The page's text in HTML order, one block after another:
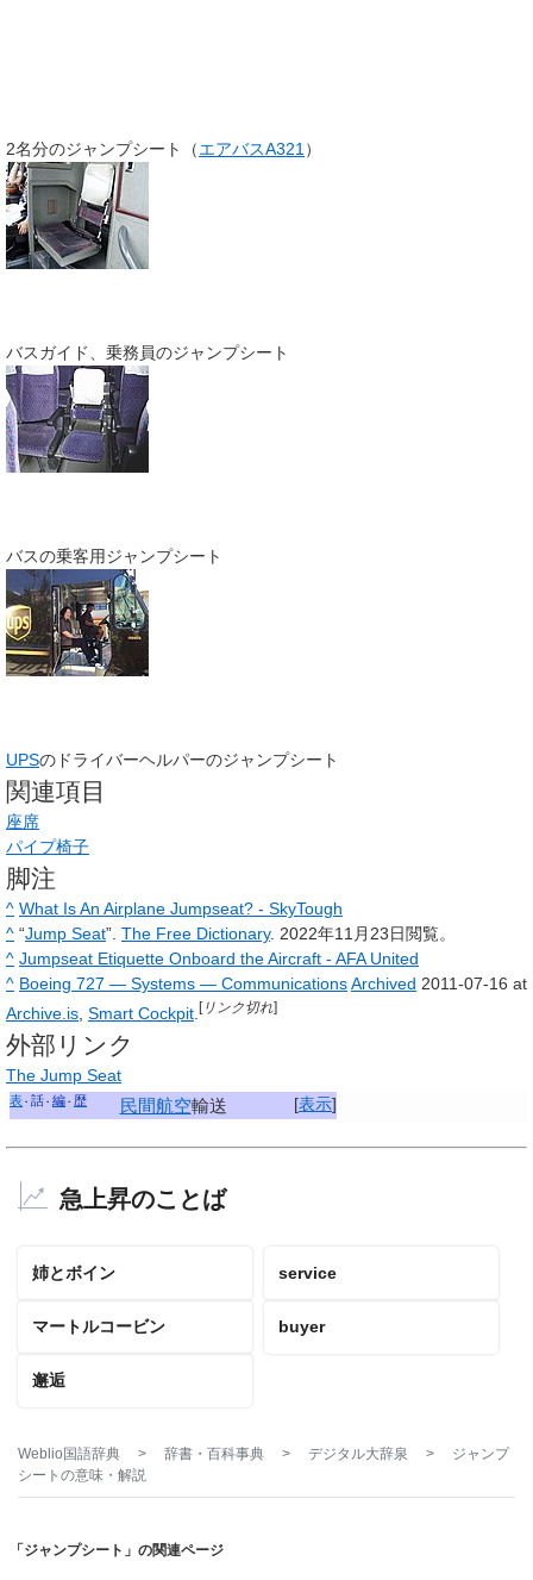
2名分のジャンプシート（エアバスA321）
バスガイド、乗務員のジャンプシート
バスの乗客用ジャンプシート
UPSのドライバーヘルパーのジャンプシート
関連項目
座席
パイプ椅子
脚注
^ What Is An Airplane Jumpseat? - SkyTough
^ “Jump Seat”. The Free Dictionary. 2022年11月23日閲覧。
^ Jumpseat Etiquette Onboard the Aircraft - AFA United
^ Boeing 727 — Systems — CommunicationsArchived 2011-07-16 at
Archive.is Smart Cockpit [リンク切れ]
外部リンク
The Jump Seat
[表示]
表 話 編 歴 民間航空輸送
急上昇のことば
姉とボイン service
マートルコービン buyer
邂逅
Weblio国語辞典 > 辞書・百科事典 > デジタル大辞泉 >
ジャンプ
シート の意味・解説
「ジャンプシート」の関連ページ